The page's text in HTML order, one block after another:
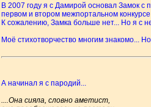
В 2007 году я с Дамирой основал Замок
первом и втором межпортальном конкурсе
К сожалению, Замка больше нет... Но я с
Моё стихотворчество многим знакомо...
А начинал я с пародий...
....Она сияла, словно аметист,